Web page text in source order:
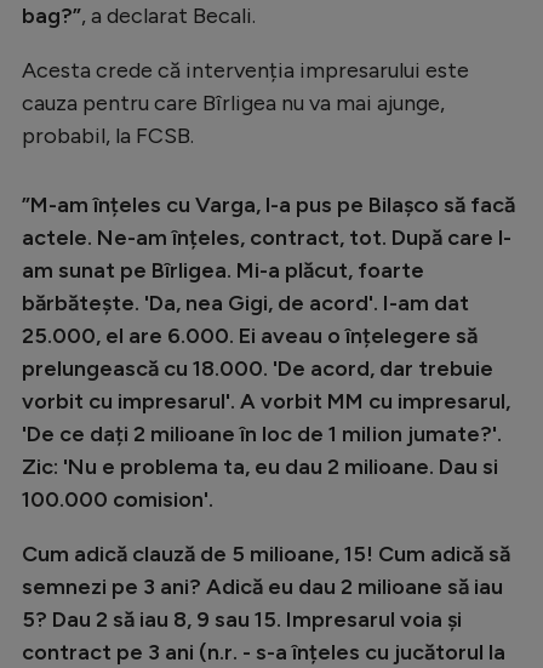
bag?”, a declarat Becali.
Acesta crede că intervenția impresarului este
cauza pentru care Bîrligea nu va mai ajunge,
probabil, la FCSB.
”M-am înțeles cu Varga, l-a pus pe Bilașco să facă
actele. Ne-am înțeles, contract, tot. După care l-
am sunat pe Bîrligea. Mi-a plăcut, foarte
bărbătește. 'Da, nea Gigi, de acord'. I-am dat
25.000, el are 6.000. Ei aveau o înțelegere să
prelungească cu 18.000. 'De acord, dar trebuie
vorbit cu impresarul'. A vorbit MM cu impresarul,
'De ce dați 2 milioane în loc de 1 miIion jumate?'.
Zic: 'Nu e problema ta, eu dau 2 milioane. Dau si
100.000 comision'.
Cum adică clauză de 5 milioane, 15! Cum adică să
semnezi pe 3 ani? Adică eu dau 2 milioane să iau
5? Dau 2 să iau 8, 9 sau 15. Impresarul voia și
contract pe 3 ani (n.r. - s-a înțeles cu jucătorul la